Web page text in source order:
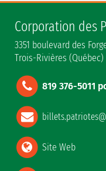
Corporation des
3351 boulevard des
Trois-Rivières (Québec)
819 376-5011
Site Web